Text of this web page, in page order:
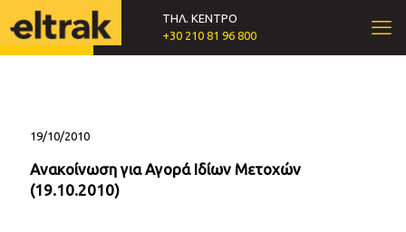
ΤΗΛ. ΚΕΝΤΡΟ
+30 210 81 96 800
19/10/2010
Ανακοίνωση για Αγορά Ιδίων Μετοχών
(19.10.2010)